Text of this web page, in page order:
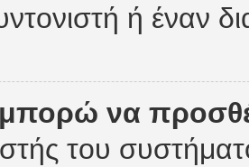
ή έναν
μπορώ να
του